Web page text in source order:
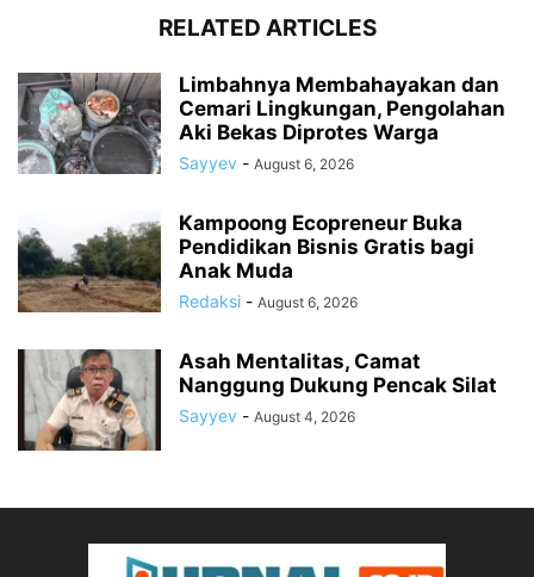
RELATED ARTICLES
Limbahnya Membahayakan dan
Cemari Lingkungan, Pengolahan
Aki Bekas Diprotes Warga
Sayyev - August 6, 2026
Kampoong Ecopreneur Buka
Pendidikan Bisnis Gratis bagi
Anak Muda
Redaksi - August 6, 2026
‎Asah Mentalitas, Camat
Nanggung Dukung Pencak Silat
Sayyev - August 4, 2026